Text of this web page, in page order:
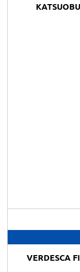
VERDESCA